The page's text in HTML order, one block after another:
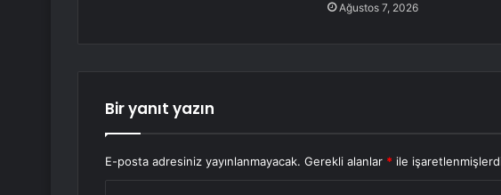
Ağustos 7, 2026
Bir yanıt yazın
E-posta adresiniz yayınlanmayacak. Gerekli alanlar * ile